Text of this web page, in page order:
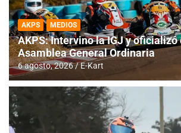
AKPS MEDIOS
AKPS: Intervino la IGJ y oficializó
Asamblea General Ordinaria
6 agosto, 2026 E-Kart